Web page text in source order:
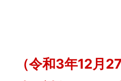
（令和3年12月